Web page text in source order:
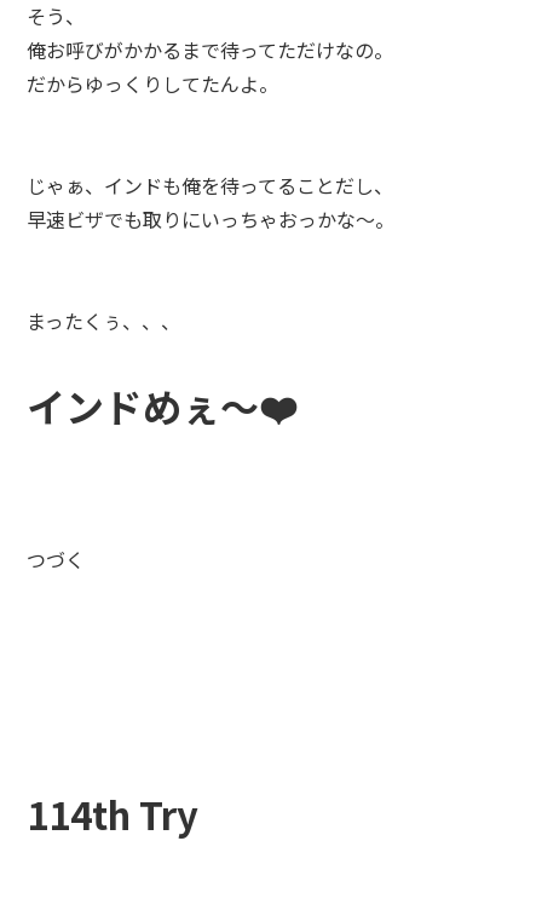
そう、
俺お呼びがかかるまで待ってただけなの。
だからゆっくりしてたんよ。
じゃぁ、インドも俺を待ってることだし、
早速ビザでも取りにいっちゃおっかな～。
まったくぅ、、、
インドめぇ～❤️
つづく
114th Try